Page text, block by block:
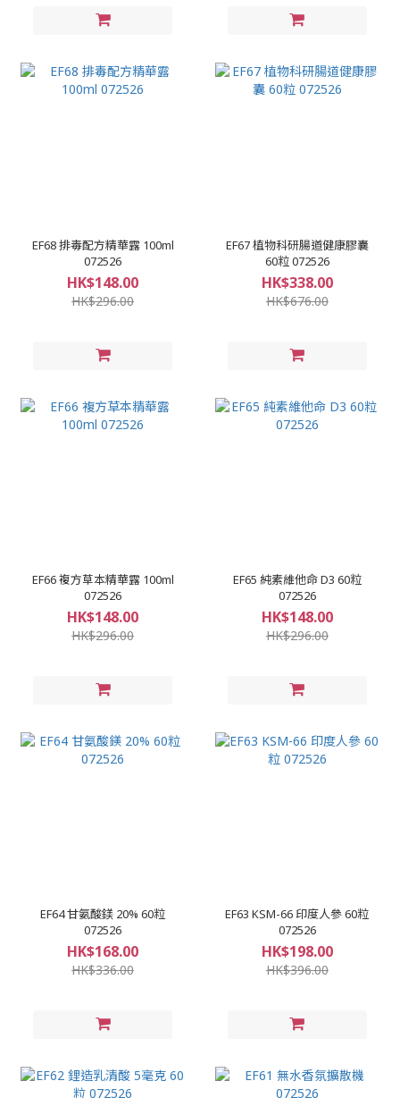
EF68 排毒配方精華露 100ml
072526
HK$148.00
HK$296.00
EF67 植物科研腸道健康膠囊
60粒 072526
HK$338.00
HK$676.00
EF66 複方草本精華露 100ml
072526
HK$148.00
HK$296.00
EF65 純素維他命 D3 60粒
072526
HK$148.00
HK$296.00
EF64 甘氨酸鎂 20% 60粒
072526
HK$168.00
HK$336.00
EF63 KSM-66 印度人參 60粒
072526
HK$198.00
HK$396.00